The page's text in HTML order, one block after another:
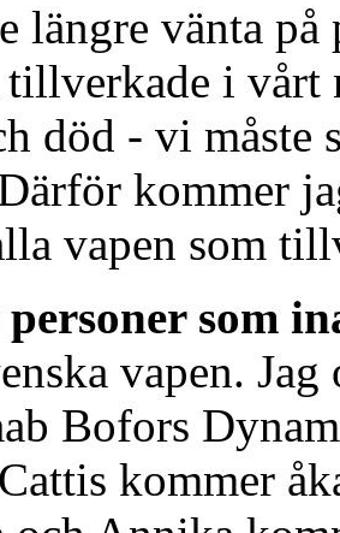
längre vänta
tillverkade i vårt
död - vi måste
kommer
vapen som
som
vapen.
Bofors
kommer